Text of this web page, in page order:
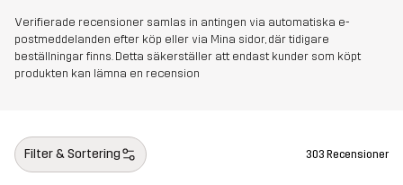
Verifierade recensioner samlas in antingen via automatiska e-
postmeddelanden efter köp eller via Mina sidor, där tidigare
beställningar finns. Detta säkerställer att endast kunder som köpt
produkten kan lämna en recension
Filter & Sortering 303 Recensioner